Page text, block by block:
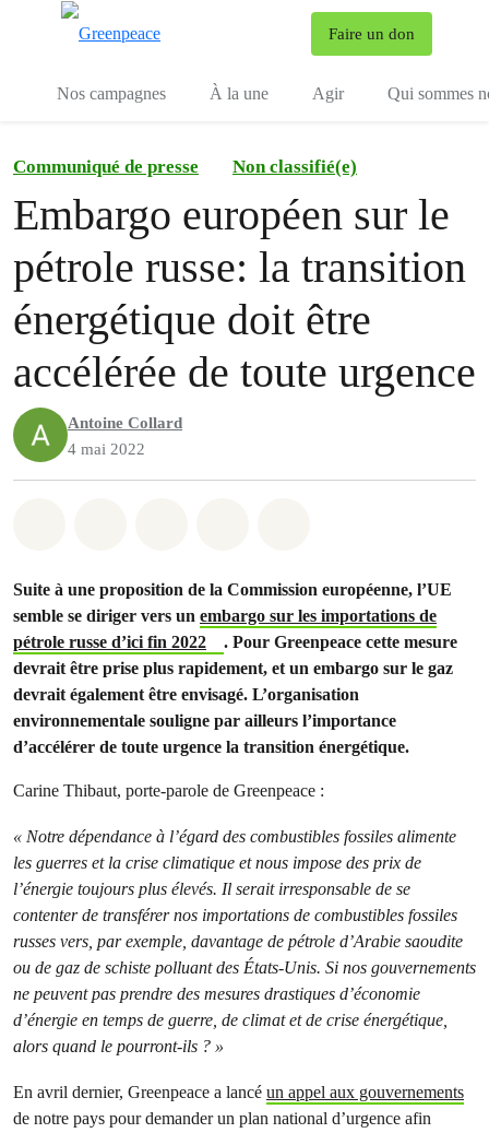
Faire un don
Nos campagnes À la une Agir Qui sommes
Communiqué de presse Non classifié(e)
Embargo européen sur le
pétrole russe: la transition
énergétique doit être
accélérée de toute urgence
Antoine Collard
4 mai 2022
Suite à une proposition de la Commission européenne, l’UE
semble se diriger vers un embargo sur les importations de
pétrole russe d’ici fin 2022
. Pour Greenpeace cette mesure
devrait être prise plus rapidement, et un embargo sur le gaz
devrait également être envisagé. L’organisation
environnementale souligne par ailleurs l’importance
d’accélérer de toute urgence la transition énergétique.
Carine Thibaut, porte-parole de Greenpeace :
« Notre dépendance à l’égard des combustibles fossiles alimente
les guerres et la crise climatique et nous impose des prix de
l’énergie toujours plus élevés. Il serait irresponsable de se
contenter de transférer nos importations de combustibles fossiles
russes vers, par exemple, davantage de pétrole d’Arabie saoudite
ou de gaz de schiste polluant des États-Unis. Si nos gouvernements
ne peuvent pas prendre des mesures drastiques d’économie
d’énergie en temps de guerre, de climat et de crise énergétique,
alors quand le pourront-ils ? »
En avril dernier, Greenpeace a lancé un appel aux gouvernements
de notre pays pour demander un plan national d’urgence afin